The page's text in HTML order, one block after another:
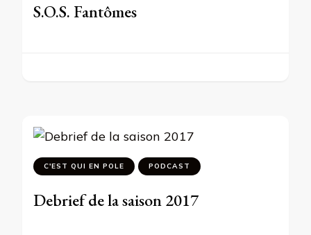
S.O.S. Fantômes
C'EST QUI EN POLE PODCAST
Debrief de la saison 2017